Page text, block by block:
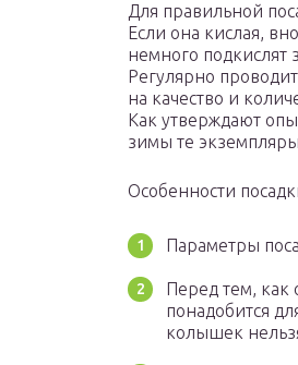
Для правильной
Если она кислая,
немного
Регулярно
на качество и
Как утверждают
зимы те
Особенности
Параметры
Перед тем, как
понадобится
колышек